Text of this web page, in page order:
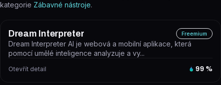
kategorie Zábavné nástroje.
Dream Interpreter Freemium
Dream Interpreter AI je webová a mobilní aplikace, která
pomocí umělé inteligence analyzuje a vy...
Otevřít detail 99 %